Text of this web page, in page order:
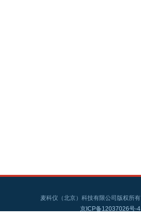
麦科仪（北京）科技有限公司版权所有
京ICP备12037026号-4